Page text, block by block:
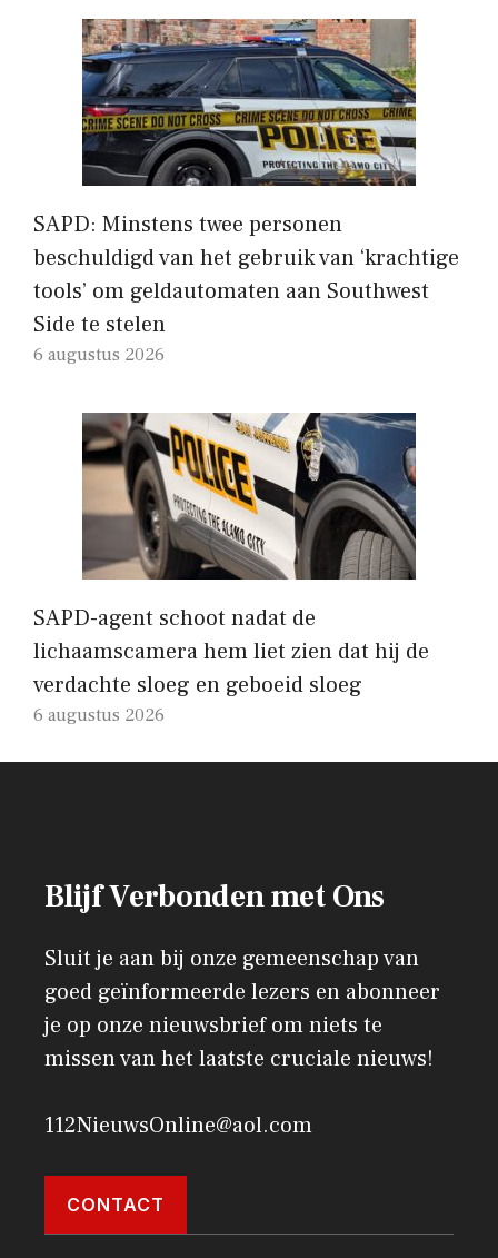
SAPD: Minstens twee personen
beschuldigd van het gebruik van ‘krachtige
tools’ om geldautomaten aan Southwest
Side te stelen
6 augustus 2026
SAPD-agent schoot nadat de
lichaamscamera hem liet zien dat hij de
verdachte sloeg en geboeid sloeg
6 augustus 2026
Blijf Verbonden met Ons
Sluit je aan bij onze gemeenschap van
goed geïnformeerde lezers en abonneer
je op onze nieuwsbrief om niets te
missen van het laatste cruciale nieuws!
112NieuwsOnline@aol.com
CONTACT